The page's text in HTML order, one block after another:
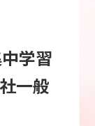
学習
一般